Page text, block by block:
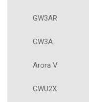
GW3AR
GW3A
Arora V
GWU2X